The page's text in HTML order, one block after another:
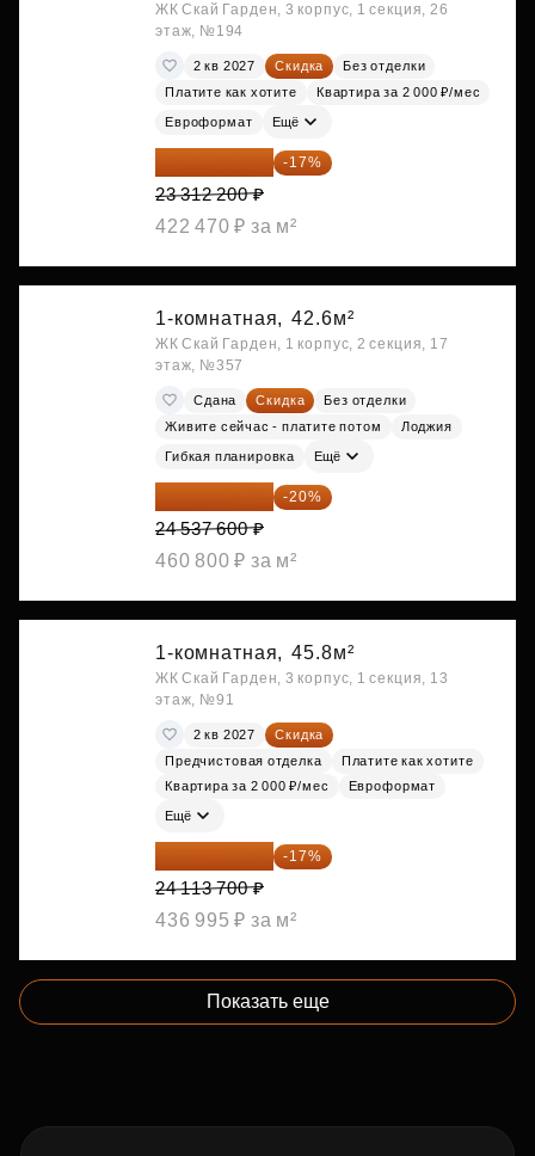
ЖК Скай Гарден, 3 корпус, 1 секция, 26
этаж, №194
2 кв 2027 Скидка
Без отделки
Платите как хотите
Квартира за 2 000 ₽/мес
Евроформат Ещё
19 349 126 ₽ -17%
23 312 200 ₽
422 470 ₽ за м²
1-комнатная, 42.6м²
ЖК Скай Гарден, 1 корпус, 2 секция, 17
этаж, №357
Сдана Скидка
Без отделки
Живите сейчас - платите потом
Лоджия
Гибкая планировка Ещё
19 630 080 ₽ -20%
24 537 600 ₽
460 800 ₽ за м²
1-комнатная, 45.8м²
ЖК Скай Гарден, 3 корпус, 1 секция, 13
этаж, №91
2 кв 2027
Скидка
Предчистовая отделка
Платите как хотите
Квартира за 2 000 ₽/мес
Евроформат
Ещё
20 014 371 ₽ -17%
24 113 700 ₽
436 995 ₽ за м²
Показать еще